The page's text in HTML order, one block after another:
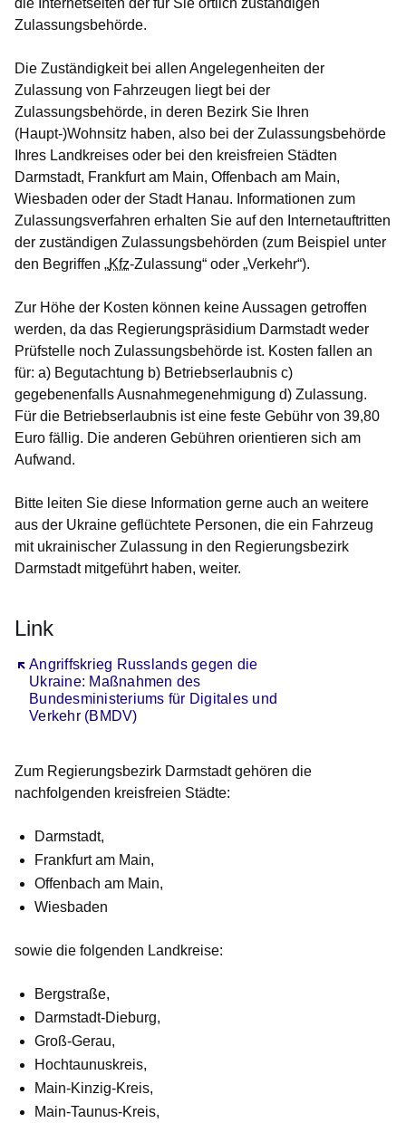
die Internetseiten der für Sie örtlich zuständigen
Zulassungsbehörde.
Die Zuständigkeit bei allen Angelegenheiten der
Zulassung von Fahrzeugen liegt bei der
Zulassungsbehörde, in deren Bezirk Sie Ihren
(Haupt-)Wohnsitz haben, also bei der Zulassungsbehörde
Ihres Landkreises oder bei den kreisfreien Städten
Darmstadt, Frankfurt am Main, Offenbach am Main,
Wiesbaden oder der Stadt Hanau. Informationen zum
Zulassungsverfahren erhalten Sie auf den Internetauftritten
der zuständigen Zulassungsbehörden (zum Beispiel unter
den Begriffen „Kfz-Zulassung“ oder „Verkehr“).
Zur Höhe der Kosten können keine Aussagen getroffen
werden, da das Regierungspräsidium Darmstadt weder
Prüfstelle noch Zulassungsbehörde ist. Kosten fallen an
für: a) Begutachtung b) Betriebserlaubnis c)
gegebenenfalls Ausnahmegenehmigung d) Zulassung.
Für die Betriebserlaubnis ist eine feste Gebühr von 39,80
Euro fällig. Die anderen Gebühren orientieren sich am
Aufwand.
Bitte leiten Sie diese Information gerne auch an weitere
aus der Ukraine geflüchtete Personen, die ein Fahrzeug
mit ukrainischer Zulassung in den Regierungsbezirk
Darmstadt mitgeführt haben, weiter.
Link
Angriffskrieg Russlands gegen die
Ukraine: Maßnahmen des
Bundesministeriums für Digitales und
Verkehr (BMDV)
Öffnet sich in einem neuen Fenster
Zum Regierungsbezirk Darmstadt gehören die
nachfolgenden kreisfreien Städte:
Darmstadt,
Frankfurt am Main,
Offenbach am Main,
Wiesbaden
sowie die folgenden Landkreise:
Bergstraße,
Darmstadt-Dieburg,
Groß-Gerau,
Hochtaunuskreis,
Main-Kinzig-Kreis,
Main-Taunus-Kreis,